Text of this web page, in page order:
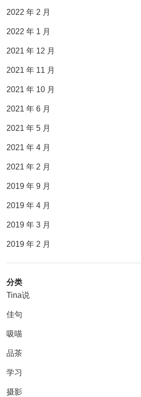
2022 年 2 月
2022 年 1 月
2021 年 12 月
2021 年 11 月
2021 年 10 月
2021 年 6 月
2021 年 5 月
2021 年 4 月
2021 年 2 月
2019 年 9 月
2019 年 4 月
2019 年 3 月
2019 年 2 月
分类
Tina说
佳句
吸喵
品茶
学习
摄影